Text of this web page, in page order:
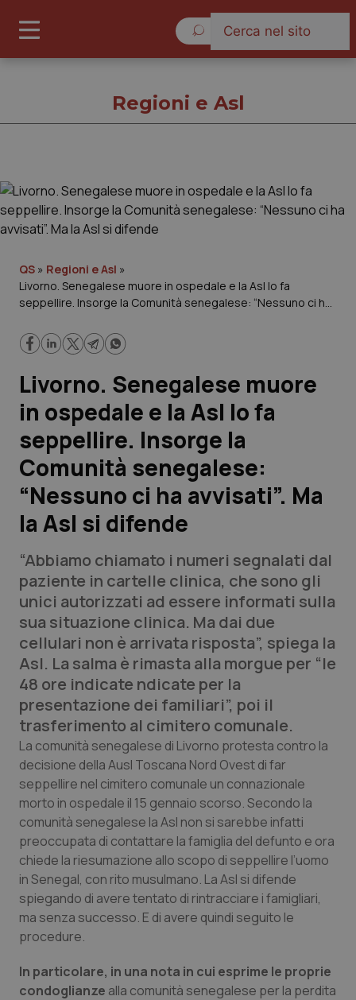
Cronache
Governo e Parlamento
Regioni e Asl
Lavoro e Professioni
Scienza e Farmaci
Studi e Analisi
Lettere al direttore
Edizioni Regionali
QS Pro
Professionisti Sanitari.AI
Abruzzo
Basilicata
Calabria
Campania
Emilia-Romagna
Friuli Venezia Giulia
Lazio
Liguria
Lombardia
QS Pro Gold
Artrite & artrosi
Asma & BPCO
Car-T
Colesterolo & coronaropatie
Dermatite Atopica
Diabete & glucometri
Disturbi dell’umore
Dolore
QS Club Newsletter
Regioni e Asl
QS » Regioni e Asl »
Livorno. Senegalese muore in ospedale e la Asl lo fa
seppellire. Insorge la Comunità senegalese: “Nessuno ci ha
Livorno. Senegalese muore
in ospedale e la Asl lo fa
seppellire. Insorge la
Comunità senegalese:
“Nessuno ci ha avvisati”. Ma
la Asl si difende
“Abbiamo chiamato i numeri segnalati dal
paziente in cartelle clinica, che sono gli
unici autorizzati ad essere informati sulla
sua situazione clinica. Ma dai due
cellulari non è arrivata risposta”, spiega la
Asl. La salma è rimasta alla morgue per “le
48 ore indicate ndicate per la
presentazione dei familiari”, poi il
trasferimento al cimitero comunale.
La comunità senegalese di Livorno protesta contro la
decisione della Ausl Toscana Nord Ovest di far
seppellire nel cimitero comunale un connazionale
morto in ospedale il 15 gennaio scorso. Secondo la
comunità senegalese la Asl non si sarebbe infatti
preoccupata di contattare la famiglia del defunto e ora
chiede la riesumazione allo scopo di seppellire l’uomo
in Senegal, con rito musulmano. La Asl si difende
spiegando di avere tentato di rintracciare i famigliari,
ma senza successo. E di avere quindi seguito le
procedure.
In particolare, in una nota in cui esprime le proprie
condoglianze alla comunità senegalese per la perdita